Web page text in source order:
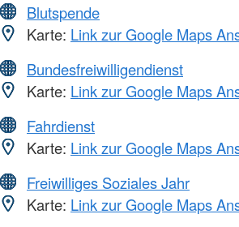
Blutspende
Karte: Link zur Google Maps
Bundesfreiwilligendienst
Karte: Link zur Google Maps
Fahrdienst
Karte: Link zur Google Maps
Freiwilliges Soziales Jahr
Karte: Link zur Google Maps